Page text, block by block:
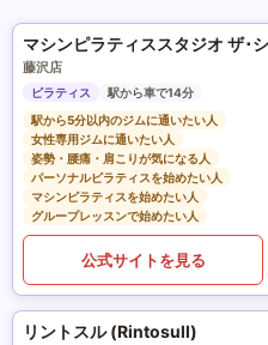
藤沢店
ピラティス
駅から車で14分
駅から5分以内のジムに通いたい人
女性専用ジムに通いたい人
姿勢・腰痛・肩こりが気になる人
パーソナルピラティスを始めたい人
マシンピラティスを始めたい人
グループレッスンで始めたい人
公式サイトを見る
リントスル (Rintosull)